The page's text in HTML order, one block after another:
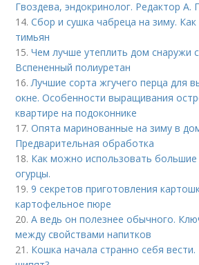
Гвоздева, эндокринолог. Редактор А.
14.Сбор и сушка чабреца на зиму. Как
тимьян
15.Чем лучше утеплить дом снаружи
Вспененный полиуретан
16.Лучшие сорта жгучего перца для
окне. Особенности выращивания
квартире на подоконнике
17.Опята маринованные на зиму в
Предварительная обработка
18. Как можно использовать
огурцы.
19.9 секретов приготовления
картофельное пюре
20.А ведь он полезнее обычного.
между свойствами напитков
21. Кошка начала странно себя